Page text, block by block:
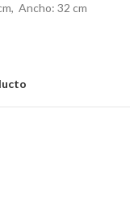
Ancho: 32 cm